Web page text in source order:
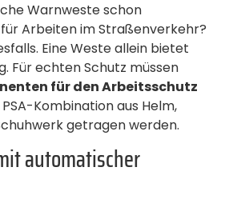
Warnweste schon
Arbeiten im Straßenverkehr?
Eine Weste allein bietet
Für echten Schutz müssen
für den Arbeitsschutz
Kombination aus Helm,
getragen werden.
automatischer